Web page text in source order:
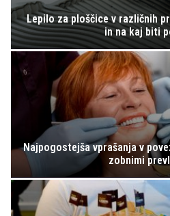
Lepilo za ploščice v različnih
in na kaj biti
Najpogostejša vprašanja v
zobnimi